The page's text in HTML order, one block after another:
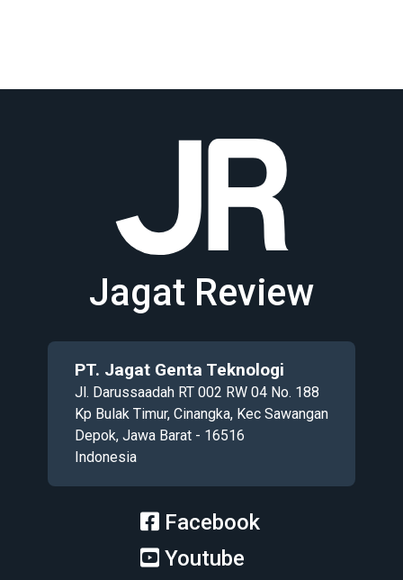
Jagat Review
PT. Jagat Genta Teknologi
Jl. Darussaadah RT 002 RW 04 No. 188
Kp Bulak Timur, Cinangka, Kec Sawangan
Depok, Jawa Barat - 16516
Indonesia
Facebook
Youtube